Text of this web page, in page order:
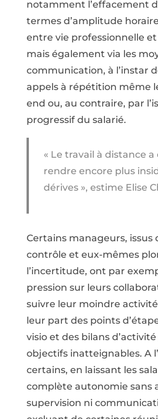
notamment l’effacement
termes d’amplitude
entre vie professionnelle
mais également via les
communication, à l’instar
appels à répétition même
end ou, au contraire, par
progressif du salarié.
« Le travail à distance
rendre encore plus
dérives », estime Elise
Certains manageurs, issus
contrôle et eux-mêmes
l’incertitude, ont par
pression sur leurs
suivre leur moindre
leur part des points
visio et des bilans
objectifs inatteignables. A
certains, en laissant les
complète autonomie sans
supervision ni